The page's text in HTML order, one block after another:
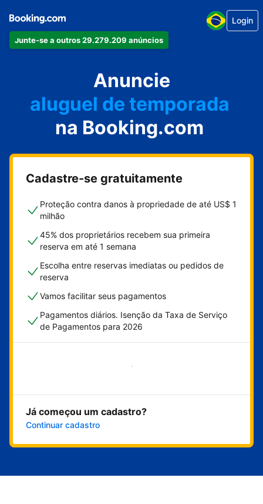
Junte-se a outros 29.279.209 anúncios
Login
Anuncie
seu apartamento
seu hotel
aluguel de temporada
sua pousada
sua casa
na Booking.com
Cadastre-se gratuitamente
Proteção contra danos à propriedade de até US$ 1
milhão
45% dos proprietários recebem sua primeira
reserva em até 1 semana
Escolha entre reservas imediatas ou pedidos de
reserva
Vamos facilitar seus pagamentos
Pagamentos diários. Isenção da Taxa de Serviço
de Pagamentos para 2026
Comece agora
Já começou um cadastro?
Continuar cadastro